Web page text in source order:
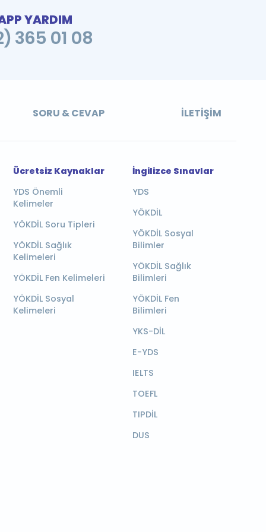
YARDIM
365 01 08
SORU & CEVAP İLETIŞIM
Ücretsiz Kaynaklar
YDS Önemli
Kelimeler
YÖKDİL Soru Tipleri
YÖKDİL Sağlık
Kelimeleri
YÖKDİL Fen Kelimeleri
YÖKDİL Sosyal
Kelimeleri
İngilizce Sınavlar
YDS
YÖKDİL
YÖKDİL Sosyal
Bilimler
YÖKDİL Sağlık
Bilimleri
YÖKDİL Fen
Bilimleri
YKS-DİL
E-YDS
IELTS
TOEFL
TIPDİL
DUS